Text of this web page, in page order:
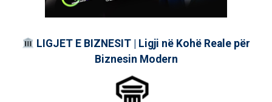
LIGJET E BIZNESIT | Ligji në Kohë Reale për
Biznesin Modern